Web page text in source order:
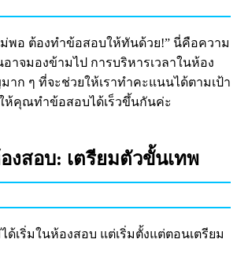
ม่พอ ต้องทำข้อสอบให้ทันด้วย!” นี่คือความ
าจมองข้ามไป การบริหารเวลาในห้อง
ก ๆ ที่จะช่วยให้เราทำคะแนนได้ตามเป้า
ห้คุณทำข้อสอบได้เร็วขึ้นกันค่ะ
งสอบ: เตรียมตัวขั้นเทพ
ด้เริ่มในห้องสอบ แต่เริ่มตั้งแต่ตอนเตรียม